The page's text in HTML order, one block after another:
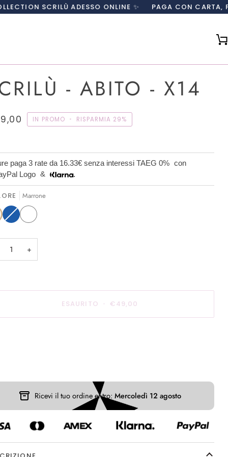
ADESSO ONLINE ✨ PAGA CON CARTA, PAYPAL O IN 3
- ABITO - X14
IN PROMO • RISPARMIA 29%
paga 3 rate da 16.33€ senza interessi TAEG 0% con
&
Marrone
Blu
Variante
esaurita
o
disponibile
Bianco
+
ESAURITO €49,00
Ricevi il tuo ordine entro: Mercoledì 12 agosto